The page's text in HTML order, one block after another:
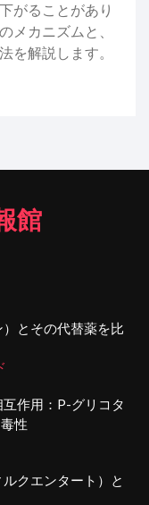
がることがあり
メカニズムと、
を解説します。
館
とその代替薬を比
作用：P-グリコタ
性
クエンタート）と